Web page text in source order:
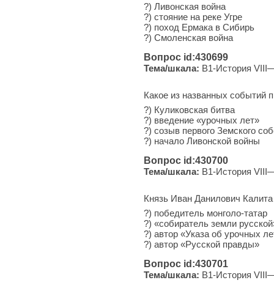
?) Ли­вон­ская война
?) сто­я­ние на реке Угре
?) поход Ер­ма­ка в Сибирь
?) Смо­лен­ская война
Вопрос id:430699
Тема/шкала: B1-История
Какое из названных событий
?) Куликовская битва
?) введение «урочных лет»
?) созыв первого Земского
?) начало Ливонской войны
Вопрос id:430700
Тема/шкала: B1-История
Князь Иван Данилович
?) победитель монголо-татар
?) «собиратель земли
?) автор «Указа об урочных
?) автор «Русской правды»
Вопрос id:430701
Тема/шкала: B1-История